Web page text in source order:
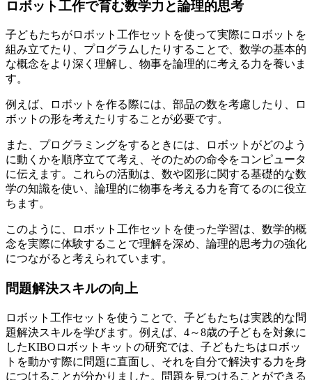
ロボット工作で育む数学力と論理的思考
子どもたちがロボット工作セットを使って実際にロボットを
組み立てたり、プログラムしたりすることで、数学の基本的
な概念をより深く理解し、物事を論理的に考える力を養いま
す。
例えば、ロボットを作る際には、部品の数を考慮したり、ロ
ボットの形を考えたりすることが必要です。
また、プログラミングをするときには、ロボットがどのよう
に動くかを順序立てて考え、そのための命令をコンピュータ
に伝えます。これらの活動は、数や図形に関する基礎的な数
学の知識を使い、論理的に物事を考える力を育てるのに役立
ちます。
このように、ロボット工作セットを使った学習は、数学的概
念を実際に体験することで理解を深め、論理的思考力の強化
につながると考えられています。
問題解決スキルの向上
ロボット工作セットを使うことで、子どもたちは実践的な問
題解決スキルを学びます。例えば、4～8歳の子どもを対象に
したKIBOロボットキットの研究では、子どもたちはロボッ
トを動かす際に問題に直面し、それを自分で解決する力を身
につけることが分かりました。問題を見つけることができる